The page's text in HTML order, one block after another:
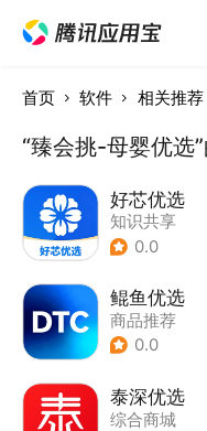
首页 软件 相关推荐
“臻会挑-母婴优选
好芯优选
知识共享
0.0
鲲鱼优选
商品推荐
0.0
泰深优选
综合商城